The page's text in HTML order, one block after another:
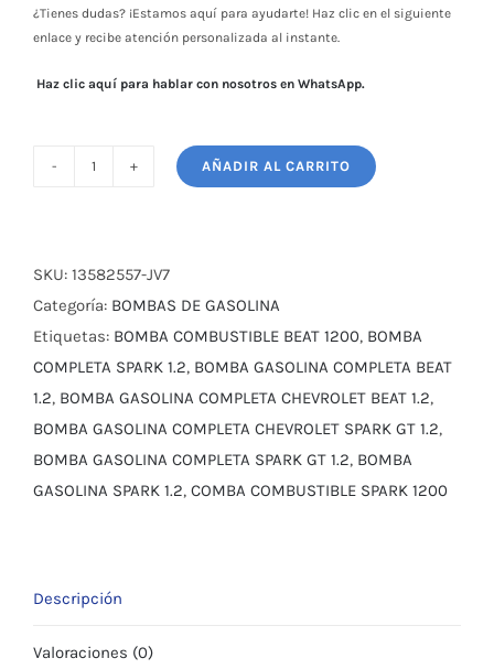
¿Tienes dudas? ¡Estamos aquí para ayudarte! Haz clic en el siguiente
enlace y recibe atención personalizada al instante.
Haz clic aquí para hablar con nosotros en WhatsApp.
CHEVROLET
SPARK
GT
1.2
BEAT
1.2
cantidad
AÑADIR AL CARRITO
SKU: 13582557-JV7
Categoría: BOMBAS DE GASOLINA
Etiquetas: BOMBA COMBUSTIBLE BEAT 1200, BOMBA
COMPLETA SPARK 1.2, BOMBA GASOLINA COMPLETA BEAT
1.2, BOMBA GASOLINA COMPLETA CHEVROLET BEAT 1.2,
BOMBA GASOLINA COMPLETA CHEVROLET SPARK GT 1.2,
BOMBA GASOLINA COMPLETA SPARK GT 1.2, BOMBA
GASOLINA SPARK 1.2, COMBA COMBUSTIBLE SPARK 1200
Descripción
Valoraciones (0)